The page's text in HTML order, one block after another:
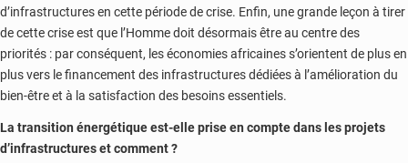
d’infrastructures en cette période de crise. Enfin, une grande leçon à tirer
de cette crise est que l’Homme doit désormais être au centre des
priorités : par conséquent, les économies africaines s’orientent de plus en
plus vers le financement des infrastructures dédiées à l’amélioration du
bien-être et à la satisfaction des besoins essentiels.
La transition énergétique est-elle prise en compte dans les projets
d’infrastructures et comment ?